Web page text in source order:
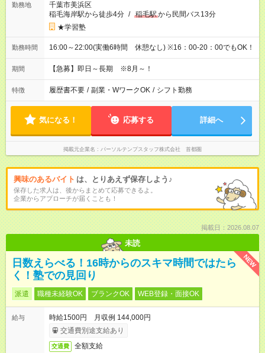
勤務地
千葉市美浜区
稲毛海岸駅から徒歩4分 / 稲毛駅から民間バス13分
★学習塾
勤務時間 16:00～22:00(実働6時間 休憩なし) ※16：00-20：00でもOK！
期間 【急募】即日～長期 ※8月～！
特徴 履歴書不要 / 副業・WワークOK / シフト勤務
気になる！ 応募する 詳細へ
掲載元企業名 パーソルテンプスタッフ株式会社 首都圏
興味のあるバイト は、とりあえず保存しよう♪
保存した求人は、後からまとめて応募できるよ。
企業からアプローチが届くことも！
掲載日：2026.08.07
未読
NEW
日数えらべる！16時からのスキマ時間ではたら
く！塾での見回り
派遣 職種未経験OK ブランクOK WEB登録・面接OK
給与
時給1500円 月収例 144,000円
交通費別途支給あり
交通費 全額支給